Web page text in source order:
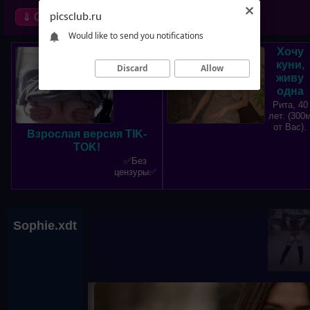
⇓ Обзор ∞ Random
Взрослая версия TIK-
TOK!
✅Без
цензуры✅
Хочу
куни,
живу
одна
Рита, 40
лет.
от Вас).
Sophie.xdt
picsclub.ru
Would like to send you notifications
Discard Allow